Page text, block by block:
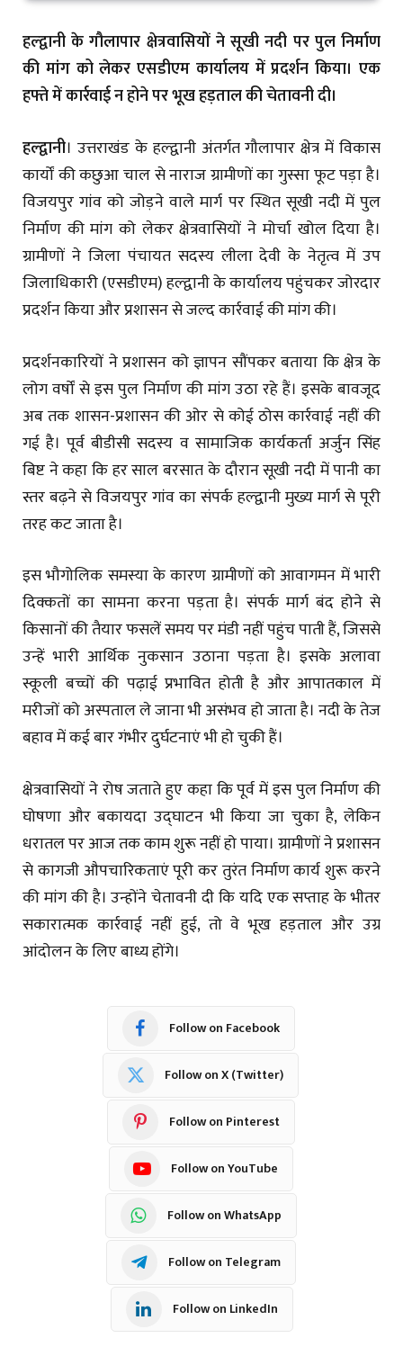
हल्द्वानी के गौलापार क्षेत्रवासियों ने सूखी नदी पर पुल निर्माण
की मांग को लेकर एसडीएम कार्यालय में प्रदर्शन किया। एक
हफ्ते में कार्रवाई न होने पर भूख हड़ताल की चेतावनी दी।
हल्द्वानी। उत्तराखंड के हल्द्वानी अंतर्गत गौलापार क्षेत्र में विकास
कार्यों की कछुआ चाल से नाराज ग्रामीणों का गुस्सा फूट पड़ा है।
विजयपुर गांव को जोड़ने वाले मार्ग पर स्थित सूखी नदी में पुल
निर्माण की मांग को लेकर क्षेत्रवासियों ने मोर्चा खोल दिया है।
ग्रामीणों ने जिला पंचायत सदस्य लीला देवी के नेतृत्व में उप
जिलाधिकारी (एसडीएम) हल्द्वानी के कार्यालय पहुंचकर जोरदार
प्रदर्शन किया और प्रशासन से जल्द कार्रवाई की मांग की।
प्रदर्शनकारियों ने प्रशासन को ज्ञापन सौंपकर बताया कि क्षेत्र के
लोग वर्षों से इस पुल निर्माण की मांग उठा रहे हैं। इसके बावजूद
अब तक शासन-प्रशासन की ओर से कोई ठोस कार्रवाई नहीं की
गई है। पूर्व बीडीसी सदस्य व सामाजिक कार्यकर्ता अर्जुन सिंह
बिष्ट ने कहा कि हर साल बरसात के दौरान सूखी नदी में पानी का
स्तर बढ़ने से विजयपुर गांव का संपर्क हल्द्वानी मुख्य मार्ग से पूरी
तरह कट जाता है।
इस भौगोलिक समस्या के कारण ग्रामीणों को आवागमन में भारी
दिक्कतों का सामना करना पड़ता है। संपर्क मार्ग बंद होने से
किसानों की तैयार फसलें समय पर मंडी नहीं पहुंच पाती हैं, जिससे
उन्हें भारी आर्थिक नुकसान उठाना पड़ता है। इसके अलावा
स्कूली बच्चों की पढ़ाई प्रभावित होती है और आपातकाल में
मरीजों को अस्पताल ले जाना भी असंभव हो जाता है। नदी के तेज
बहाव में कई बार गंभीर दुर्घटनाएं भी हो चुकी हैं।
क्षेत्रवासियों ने रोष जताते हुए कहा कि पूर्व में इस पुल निर्माण की
घोषणा और बकायदा उद्घाटन भी किया जा चुका है, लेकिन
धरातल पर आज तक काम शुरू नहीं हो पाया। ग्रामीणों ने प्रशासन
से कागजी औपचारिकताएं पूरी कर तुरंत निर्माण कार्य शुरू करने
की मांग की है। उन्होंने चेतावनी दी कि यदि एक सप्ताह के भीतर
सकारात्मक कार्रवाई नहीं हुई, तो वे भूख हड़ताल और उग्र
आंदोलन के लिए बाध्य होंगे।
Follow on Facebook
Follow on X (Twitter)
Follow on Pinterest
Follow on YouTube
Follow on WhatsApp
Follow on Telegram
Follow on LinkedIn